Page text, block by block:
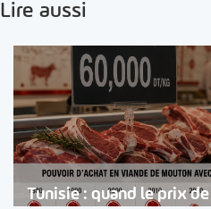
Lire aussi
Tunisie : quand le prix